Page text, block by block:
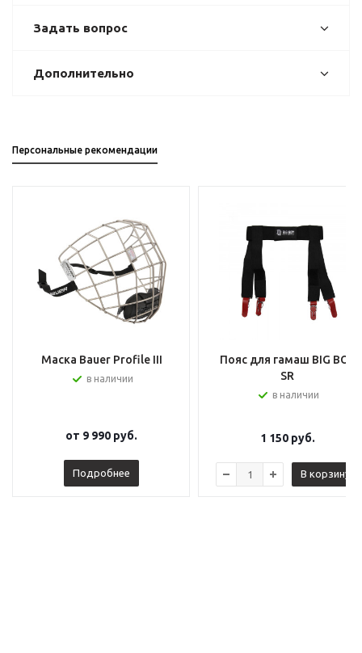
Задать вопрос
Дополнительно
Персональные рекомендации
Маска Bauer Profile III
в наличии
от 9 990 руб.
Подробнее
Пояс для гамаш BIG BOY
SR
в наличии
1 150руб.
В корзину